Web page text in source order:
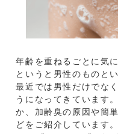
年齢を重ねるごとに気
というと男性のものと
最近では男性だけでな
うになってきています
か、加齢臭の原因や簡
どをご紹介しています